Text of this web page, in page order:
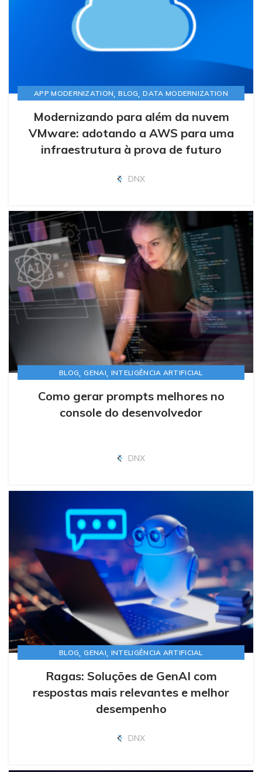
APP MODERNIZATION,BLOG,DATA MODERNIZATION
Modernizando para além da nuvem
VMware: adotando a AWS para uma
infraestrutura à prova de futuro
DNX
BLOG,GENAI, INTELIGÊNCIA ARTIFICIAL
Como gerar prompts melhores no
console do desenvolvedor
DNX
BLOG,GENAI, INTELIGÊNCIA ARTIFICIAL
Ragas: Soluções de GenAI com
respostas mais relevantes e melhor
desempenho
DNX